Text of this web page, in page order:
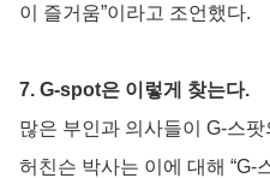
이 즐거움”이라고 조언했다.
7. G-spot은 이렇게 찾는다.
많은 부인과 의사들이 G-스
허친슨 박사는 이에 대해 “G-